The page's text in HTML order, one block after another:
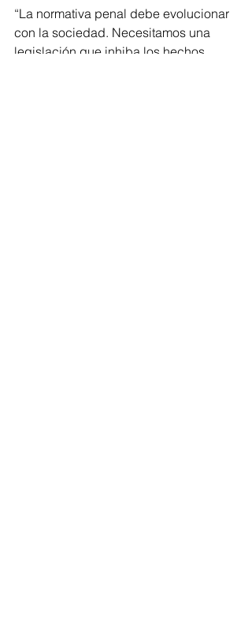
“La normativa penal debe evolucionar
con la sociedad. Necesitamos una
legislación que inhiba los hechos